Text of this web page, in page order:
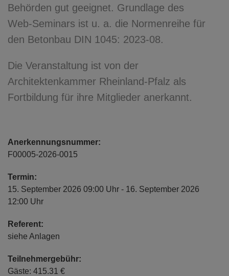
Behörden gut geeignet. Grundlage des
Web-Seminars ist u. a. die Normenreihe für
den Betonbau DIN 1045: 2023-08.
Die Veranstaltung ist von der
Architektenkammer Rheinland-Pfalz als
Fortbildung für ihre Mitglieder anerkannt.
Anerkennungsnummer:
F00005-2026-0015
Termin:
15. September 2026 09:00 Uhr - 16. September 2026
12:00 Uhr
Referent:
siehe Anlagen
Teilnehmergebühr:
Gäste: 415.31 €